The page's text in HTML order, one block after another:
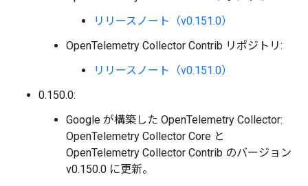
リリースノート（v0.151.0）
OpenTelemetry Collector Contrib リポジトリ:
リリースノート（v0.151.0）
0.150.0:
Google が構築した OpenTelemetry Collector:
OpenTelemetry Collector Core と
OpenTelemetry Collector Contrib のバージョン
v0.150.0 に更新。